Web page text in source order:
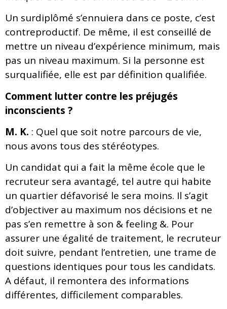
Un surdiplômé s’ennuiera dans ce poste, c’est
contreproductif. De même, il est conseillé de
mettre un niveau d’expérience minimum, mais
pas un niveau maximum. Si la personne est
surqualifiée, elle est par définition qualifiée.
Comment lutter contre les préjugés
inconscients ?
M. K. : Quel que soit notre parcours de vie,
nous avons tous des stéréotypes.
Un candidat qui a fait la même école que le
recruteur sera avantagé, tel autre qui habite
un quartier défavorisé le sera moins. Il s’agit
d’objectiver au maximum nos décisions et ne
pas s’en remettre à son & feeling &. Pour
assurer une égalité de traitement, le recruteur
doit suivre, pendant l’entretien, une trame de
questions identiques pour tous les candidats.
A défaut, il remontera des informations
différentes, difficilement comparables.